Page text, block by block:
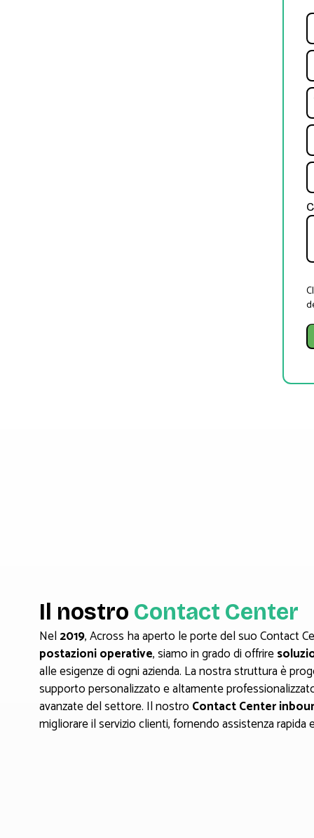
Il nostro Contact Center
Nel 2019, Across ha aperto le porte del suo Contact
postazioni operative, siamo in grado di offrire
alle esigenze di ogni azienda. La nostra struttura è
supporto personalizzato e altamente
avanzate del settore. Il nostro Contact Center
migliorare il servizio clienti, fornendo assistenza rapida